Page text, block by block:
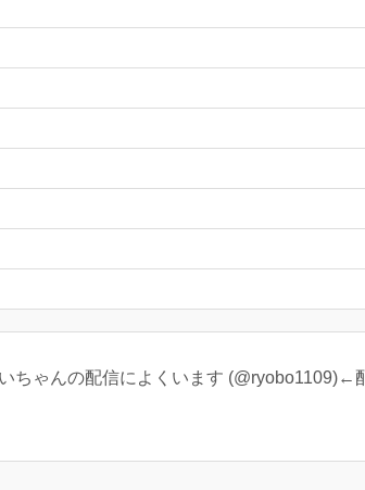
ちゃんの配信によくいます (@ryobo1109)←